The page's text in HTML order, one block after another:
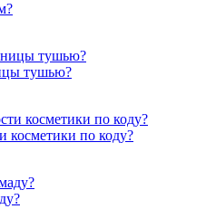
тушью?
косметики по коду?